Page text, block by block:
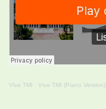
Viva TMI · Viva TMI (Piano Version)